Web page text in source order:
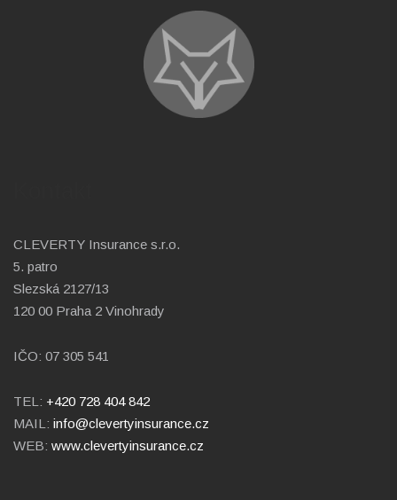
CLEVERTY Insurance s.r.o.
5. patro
Slezská 2127/13
120 00 Praha 2 Vinohrady
IČO: 07 305 541
TEL: +420 728 404 842
MAIL: info@clevertyinsurance.cz
WEB: www.clevertyinsurance.cz